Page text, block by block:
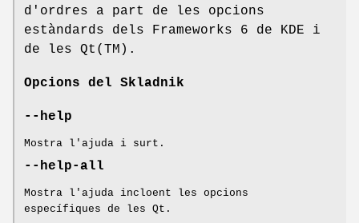
d'ordres a part de les opcions
estàndards dels Frameworks 6 de KDE i
de les Qt(TM).
Opcions del Skladnik
--help
Mostra l'ajuda i surt.
--help-all
Mostra l'ajuda incloent les opcions
específiques de les Qt.